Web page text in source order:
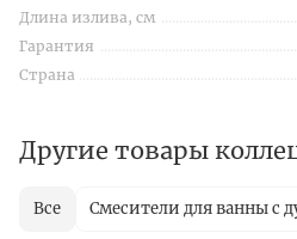
Длина излива, см
Гарантия
Страна
Другие товары
Все Смесители для ванны с